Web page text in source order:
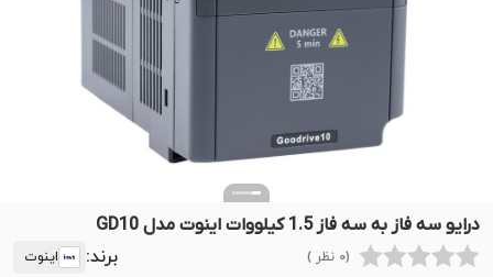
درایو سه فاز به سه فاز 1.5 کیلووات اینوت مدل GD10
(0 نظر ) برند: اینوت